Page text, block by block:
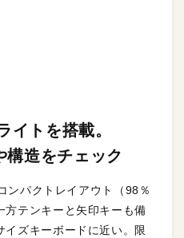
イトを搭載。
構造をチェック
ンパクトレイアウト（98％
方テンキーと矢印キーも備
イズキーボードに近い。限